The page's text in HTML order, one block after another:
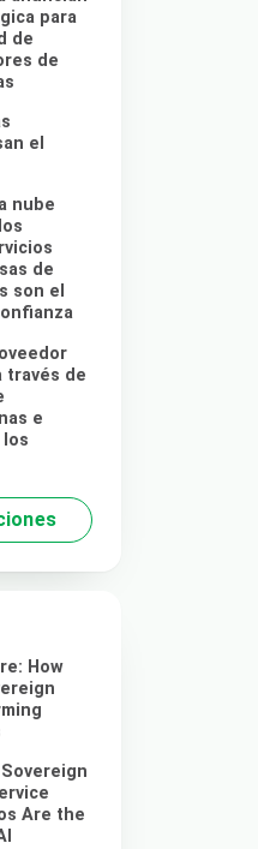
para
de
de
el
nube
de
son el
través de
e
How
Are the